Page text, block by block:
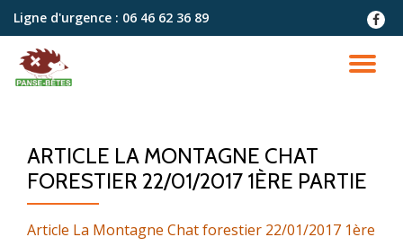
contenu
Ligne d'urgence : 06 46 62 36 89
fa-
ARTICLE LA MONTAGNE CHAT
FORESTIER 22/01/2017 1ÈRE PARTIE
Article La Montagne Chat forestier 22/01/2017 1ère